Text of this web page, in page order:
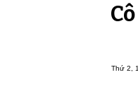
Thứ 2,